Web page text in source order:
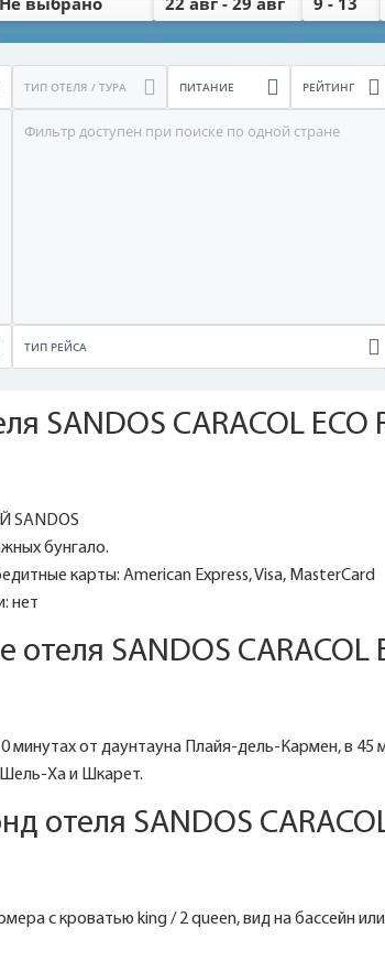
ТИП ОТЕЛЯ / ТУРА ПИТАНИЕ РЕЙТИНГ
Фильтр доступен при поиске по одной стране
ТИП РЕЙСА
SANDOS CARACOL ECO
SANDOS
бунгало.
карты: American Express, Visa, MasterCard
нет
SANDOS CARACOL
минутах от даунтауна Плайя-дель-Кармен, в 45
Ха и Шкарет.
отеля SANDOS CARACOL
с кроватью king / 2 queen, вид на бассейн